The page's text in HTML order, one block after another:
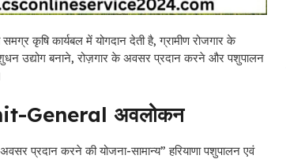
कृषि कार्यबल में योगदान देती है, ग्रामीण रोजगार के
उद्योग बनाने, रोज़गार के अवसर प्रदान करने और पशुपालन
General अवलोकन
करने की योजना-सामान्य” हरियाणा पशुपालन एवं